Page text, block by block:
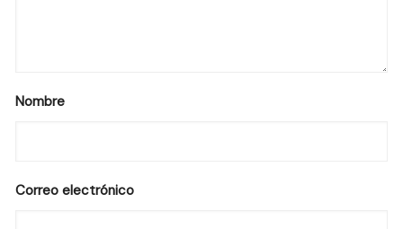
Nombre
Correo electrónico